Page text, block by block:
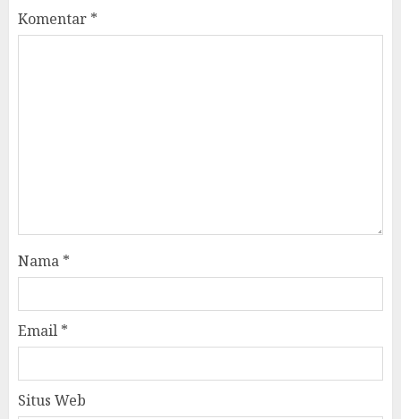
Komentar *
Nama *
Email *
Situs Web